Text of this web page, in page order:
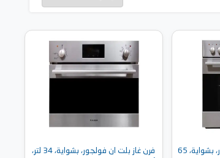
فرن كهرباء بلت ان فولجور، بشواية، 65
فرن غاز بلت ان فولجور، بشواية، 34 لتر،